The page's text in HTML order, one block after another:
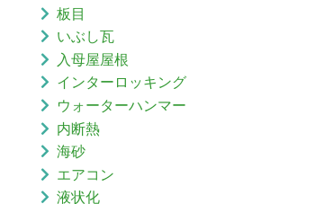
板目
いぶし瓦
入母屋屋根
インターロッキング
ウォーターハンマー
内断熱
海砂
エアコン
液状化